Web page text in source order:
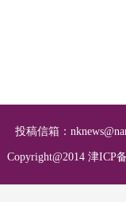
投稿信箱：
Copyright@2014 津ICP